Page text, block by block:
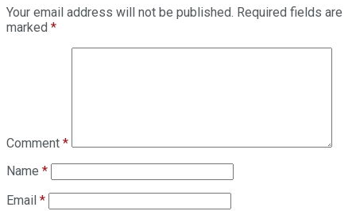
Your email address will not be published. Required fields are
marked *
Comment *
Name *
Email *